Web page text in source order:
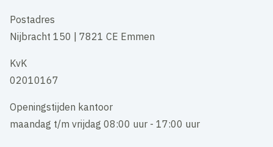
Postadres
Nijbracht 150 | 7821 CE Emmen
KvK
02010167
Openingstijden kantoor
maandag t/m vrijdag 08:00 uur - 17:00 uur